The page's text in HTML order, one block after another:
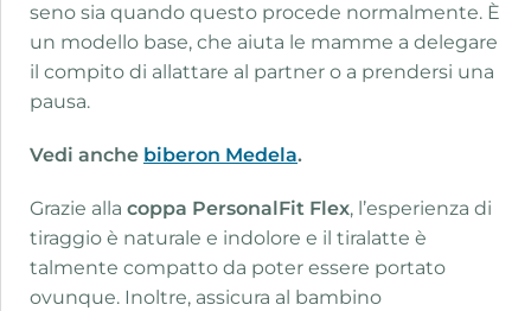
seno sia quando questo procede normalmente. È
un modello base, che aiuta le mamme a delegare
il compito di allattare al partner o a prendersi una
pausa.
Vedi anche biberon Medela.
Grazie alla coppa PersonalFit Flex, l’esperienza di
tiraggio è naturale e indolore e il tiralatte è
talmente compatto da poter essere portato
ovunque. Inoltre, assicura al bambino